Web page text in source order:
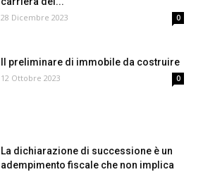
28 Dicembre 2023 0
Il preliminare di immobile da costruire
12 Ottobre 2023 0
La dichiarazione di successione è un
adempimento fiscale che non implica